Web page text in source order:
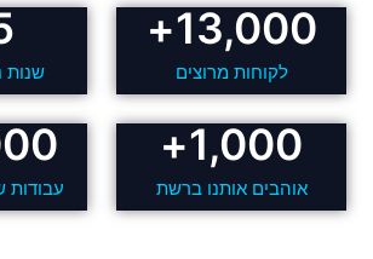
לקוחות מרוצים
13,000
+
שנות
אוהבים אותנו ברשת
1,000
+
עבודות